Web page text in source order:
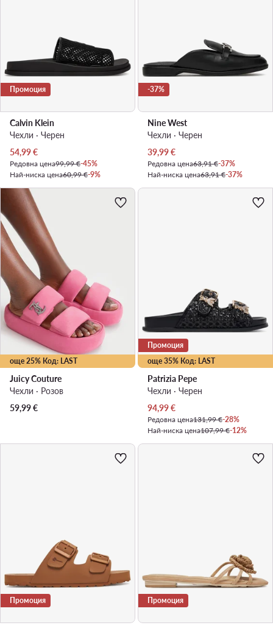
Промоция
Calvin Klein
Чехли · Черен
Актуална цена
54,99€
Редовна цена99,99 €-45%
Най-ниска цена60,99 €-9%
-37%
Nine West
Чехли · Черен
Актуална цена
39,99€
Редовна цена63,91 €-37%
Най-ниска цена63,91 €-37%
още 25% Код: LAST
Juicy Couture
Чехли · Розов
59,99€
още 35% Код: LAST
Промоция
Patrizia Pepe
Чехли · Черен
Актуална цена
94,99€
Редовна цена131,99 €-28%
Най-ниска цена107,99 €-12%
Промоция Промоция